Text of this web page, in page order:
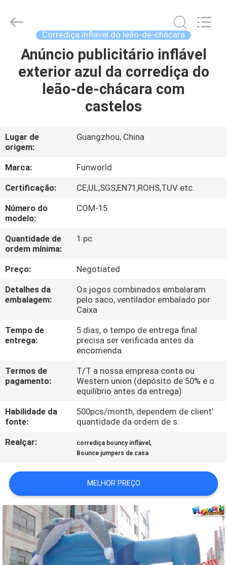
CASA
PRODUTOS
SOBRE
NÓS
EXCURSÃO
DA
FÁBRICA
CONTROLE
DA
QUALIDADE
COMPANY
MAPA
SITE
PRIVACY
POLICY
Inflatables
Limited.
Corrediça inflável do leão-de-chácara
Anúncio publicitário inflável
exterior azul da corrediça do
leão-de-chácara com
castelos
Lugar de
origem:
Guangzhou, China
Marca:
Funworld
Certificação:
CE,UL,SGS,EN71,ROHS,TUV etc.
Número do
modelo:
COM-15
Quantidade de
ordem mínima:
1 pc
Preço:
Negotiated
Detalhes da
embalagem:
Os jogos combinados embalaram
pelo saco, ventilador embalado por
Caixa
Tempo de
entrega:
5 dias, o tempo de entrega final
precisa ser verificada antes da
encomenda.
Termos de
pagamento:
T/T a nossa empresa conta ou
Western union (depósito de 50% e o
equilíbrio antes da entrega)
Habilidade da
fonte:
500pcs/month, dependem de client'
quantidade da ordem de s.
Realçar:
corrediça bouncy inflável ,
Bounce jumpers de casa
MELHOR PREÇO